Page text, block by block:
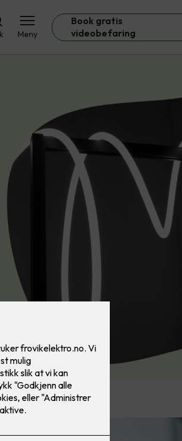
Meny
Book gratis
videobefaring